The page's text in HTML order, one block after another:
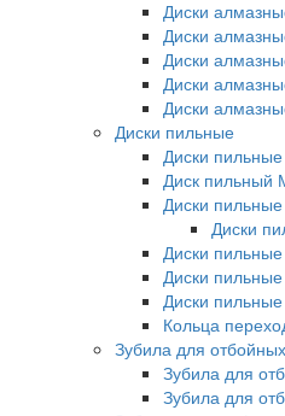
Диски
Диски
Диски
Диски
Диски
Диски пильные
Диски
Диск пильный
Диски
Диски
Диски
Диски
Диски
Кольца
Зубила для
Зубила для
Зубила для